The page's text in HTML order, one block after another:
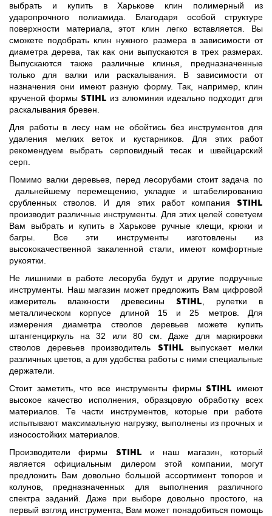
выбрать и купить в Харькове клин полимерный из
ударопрочного полиамида. Благодаря особой структуре
поверхности материала, этот клин легко вставляется. Вы
сможете подобрать клин нужного размера в зависимости от
диаметра дерева, так как они выпускаются в трех размерах.
Выпускаются также различные клинья, предназначенные
только для валки или раскалывания. В зависимости от
назначения они имеют разную форму. Так, например, клин
крученой формыStihl из алюминия идеально подходит для
раскалывания бревен.
Для работы в лесу нам не обойтись без инструментов для
удаления мелких веток и кустарников. Для этих работ
рекомендуем выбрать серповидный тесак и швейцарский
серп.
Помимо валки деревьев, перед лесорубами стоит задача по
дальнейшему перемещению, укладке и штабелированию
срубленных стволов. И для этих работ компания Stihl
производит различные инструменты. Для этих целей советуем
Вам выбрать и купить в Харькове ручные клещи, крюки и
багры. Все эти инструменты изготовлены из
высококачественной закаленной стали, имеют комфортные
рукоятки.
Не лишними в работе лесоруба будут и другие подручные
инструменты. Наш магазин может предложить Вам цифровой
измеритель влажности древесины Stihl, рулетки в
металлическом корпусе длиной 15 и 25 метров. Для
измерения диаметра стволов деревьев можете купить
штангенциркуль на 32 или 80 см. Даже для маркировки
стволов деревьев производитель Stihl выпускает мелки
различных цветов, а для удобства работы с ними специальные
держатели.
Стоит заметить, что все инструменты фирмыStihl имеют
высокое качество исполнения, образцовую обработку всех
материалов. Те части инструментов, которые при работе
испытывают максимальную нагрузку, выполнены из прочных и
износостойких материалов.
Производители фирмы Stihl и наш магазин, который
является официальным дилером этой компании, могут
предложить Вам довольно большой ассортимент топоров и
колунов, предназначенных для выполнения различного
спектра заданий. Даже при выборе довольно простого, на
первый взгляд инструмента, Вам может понадобиться помощь